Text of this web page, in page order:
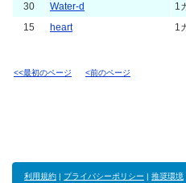
30
Water-d 1
15
heart 1
<<最初のページ <前のページ
利用規約 | プライバシーポリシー | 推奨環境